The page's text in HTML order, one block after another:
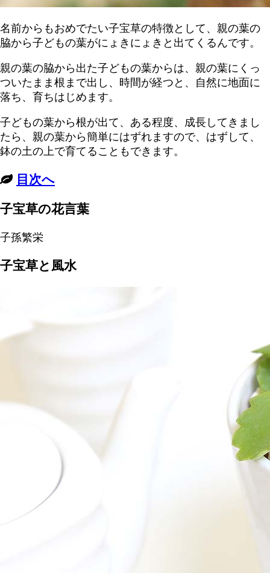
名前からもおめでたい子宝草の特徴として、親の葉の
脇から子どもの葉がにょきにょきと出てくるんです。
親の葉の脇から出た子どもの葉からは、親の葉にくっ
ついたまま根まで出し、時間が経つと、自然に地面に
落ち、育ちはじめます。
子どもの葉から根が出て、ある程度、成長してきまし
たら、親の葉から簡単にはずれますので、はずして、
鉢の土の上で育てることもできます。
目次へ
子宝草の花言葉
子孫繁栄
子宝草と風水